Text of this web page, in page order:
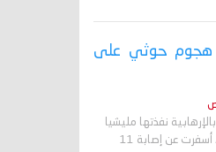
مدنيًا في هجوم حوثي على
نفذتها مليشيا
الحوثي على منطقة نجران في السعودية، أسفرت عن إصابة 11